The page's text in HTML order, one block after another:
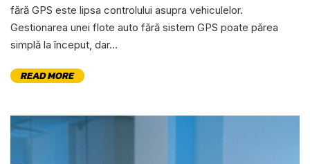
fără GPS este lipsa controlului asupra vehiculelor.
Gestionarea unei flote auto fără sistem GPS poate părea
simplă la început, dar...
READ MORE